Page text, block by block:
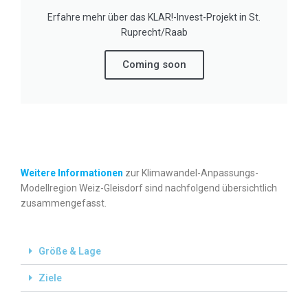
Erfahre mehr über das KLAR!-Invest-Projekt in St.
Ruprecht/Raab
Coming soon
Weitere Informationen zur Klimawandel-Anpassungs-
Modellregion Weiz-Gleisdorf sind nachfolgend übersichtlich
zusammengefasst.
Größe & Lage
Ziele